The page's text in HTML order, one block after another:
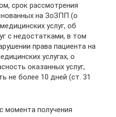
срок рассмотрения
на ЗоЗПП (о
услуг, об
с недостатками, в том
права пациента на
услугах, о
оказанных услуг,
не более 10 дней (ст. 31
момента получения